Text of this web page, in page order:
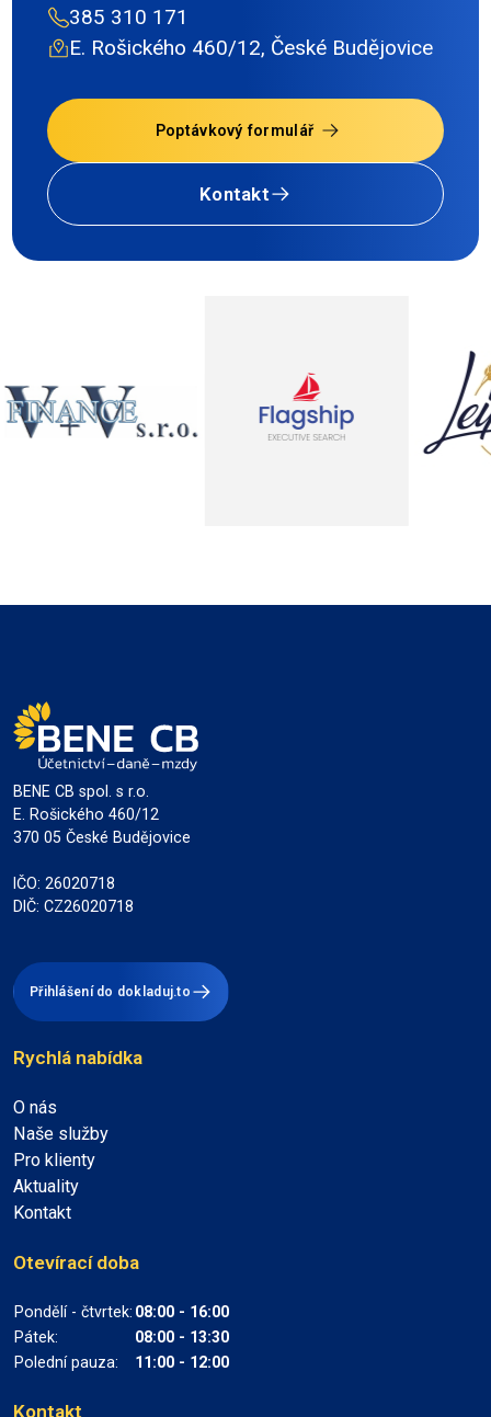
385 310 171
E. Rošického 460/12, České Budějovice
Poptávkový formulář
Kontakt
BENE CB spol. s r.o.
E. Rošického 460/12
370 05 České Budějovice
IČO: 26020718
DIČ: CZ26020718
Přihlášení do dokladuj.to
Rychlá nabídka
O nás
Naše služby
Pro klienty
Aktuality
Kontakt
Otevírací doba
Pondělí - čtvrtek: 08:00 - 16:00
Pátek:
08:00 - 13:30
Polední pauza:
11:00 - 12:00
Kontakt